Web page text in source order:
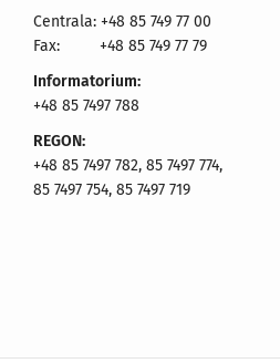
Centrala: +48 85 749 77 00
Fax:
+48 85 749 77 79
Informatorium:
+48 85 7497 788
REGON:
+48 85 7497 782, 85 7497 774,
85 7497 754, 85 7497 719